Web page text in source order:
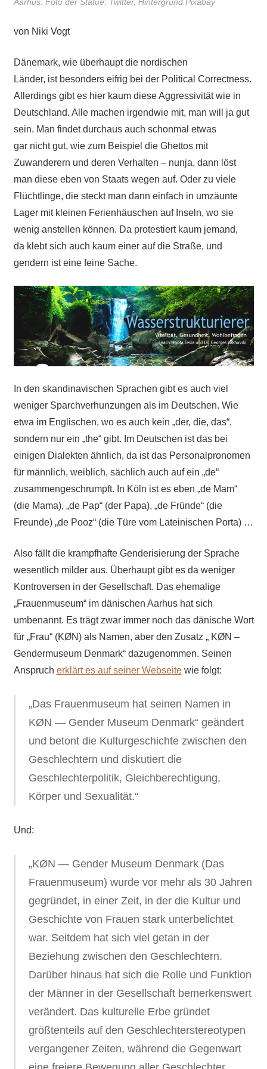
Aarhus. Foto der Statue: Twitter, Hintergrund Pixabay
von Niki Vogt
Dänemark, wie überhaupt die nordischen
Länder, ist besonders eifrig bei der Political Correctness.
Allerdings gibt es hier kaum diese Aggressivität wie in
Deutschland. Alle machen irgendwie mit, man will ja gut
sein. Man findet durchaus auch schonmal etwas
gar nicht gut, wie zum Beispiel die Ghettos mit
Zuwanderern und deren Verhalten – nunja, dann löst
man diese eben von Staats wegen auf. Oder zu viele
Flüchtlinge, die steckt man dann einfach in umzäunte
Lager mit kleinen Ferienhäuschen auf Inseln, wo sie
wenig anstellen können. Da protestiert kaum jemand,
da klebt sich auch kaum einer auf die Straße, und
gendern ist eine feine Sache.
In den skandinavischen Sprachen gibt es auch viel
weniger Sparchverhunzungen als im Deutschen. Wie
etwa im Englischen, wo es auch kein „der, die, das“,
sondern nur ein „the“ gibt. Im Deutschen ist das bei
einigen Dialekten ähnlich, da ist das Personalpronomen
für männlich, weiblich, sächlich auch auf ein „de“
zusammengeschrumpft. In Köln ist es eben „de Mam“
(die Mama), „de Pap“ (der Papa), „de Fründe“ (die
Freunde) „de Pooz“ (die Türe vom Lateinischen Porta) …
Also fällt die krampfhafte Genderisierung der Sprache
wesentlich milder aus. Überhaupt gibt es da weniger
Kontroversen in der Gesellschaft. Das ehemalige
„Frauenmuseum“ im dänischen Aarhus hat sich
umbenannt. Es trägt zwar immer noch das dänische Wort
für „Frau“ (KØN) als Namen, aber den Zusatz „ KØN –
Gendermuseum Denmark“ dazugenommen. Seinen
Anspruch erklärt es auf seiner Webseitewie folgt:
„Das Frauenmuseum hat seinen Namen in
KØN — Gender Museum Denmark“ geändert
und betont die Kulturgeschichte zwischen den
Geschlechtern und diskutiert die
Geschlechterpolitik, Gleichberechtigung,
Körper und Sexualität.“
Und:
„KØN — Gender Museum Denmark (Das
Frauenmuseum) wurde vor mehr als 30 Jahren
gegründet, in einer Zeit, in der die Kultur und
Geschichte von Frauen stark unterbelichtet
war. Seitdem hat sich viel getan in der
Beziehung zwischen den Geschlechtern.
Darüber hinaus hat sich die Rolle und Funktion
der Männer in der Gesellschaft bemerkenswert
verändert. Das kulturelle Erbe gründet
größtenteils auf den Geschlechterstereotypen
vergangener Zeiten, während die Gegenwart